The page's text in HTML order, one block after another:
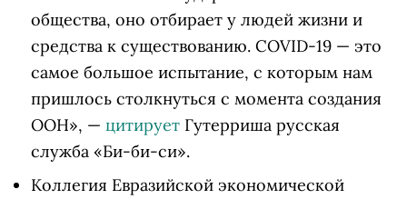
общества, оно отбирает у людей жизни и
средства к существованию. COVID-19 — это
самое большое испытание, с которым нам
пришлось столкнуться с момента создания
ООН», — цитирует Гутерриша русская
служба «Би-би-си».
Коллегия Евразийской экономической